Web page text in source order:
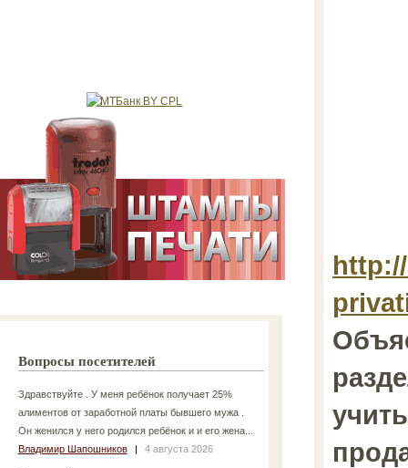
Вопросы посетителей
Здравствуйте . У меня ребёнок получает 25%
алиментов от заработной платы бывшего мужа .
Он женился у него родился ребёнок и и его жена...
Владимир Шапошников
| 4 августа 2026